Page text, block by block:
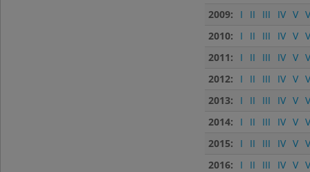
2009:
I II III IV V
2010:
I II III IV V
2011:
I II III IV V
2012:
I II III IV V
2013:
I II III IV V
2014:
I II III IV V
2015:
I II III IV V
2016:
I II III IV V